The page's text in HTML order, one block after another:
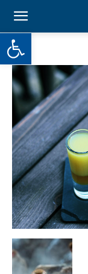
Otwórz pasek narzędzi